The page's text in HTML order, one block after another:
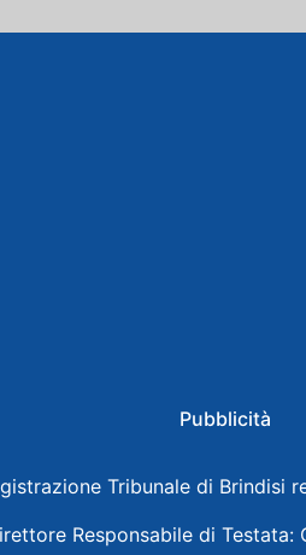
Pubblicità
Tribunale di Brindisi
Responsabile di Testata: